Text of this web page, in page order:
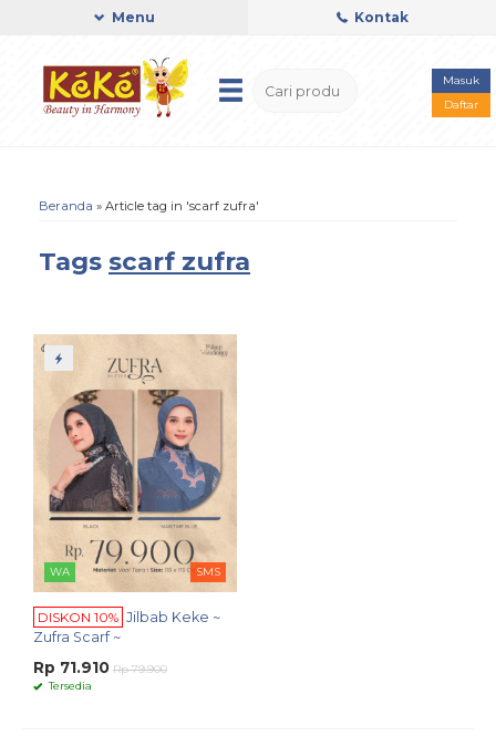
Menu Kontak
Masuk
Daftar
Beranda » Article tag in 'scarf zufra'
Tags scarf zufra
WA SMS
DISKON 10% Jilbab Keke ~
Zufra Scarf ~
Rp 71.910 Rp 79.900
Tersedia